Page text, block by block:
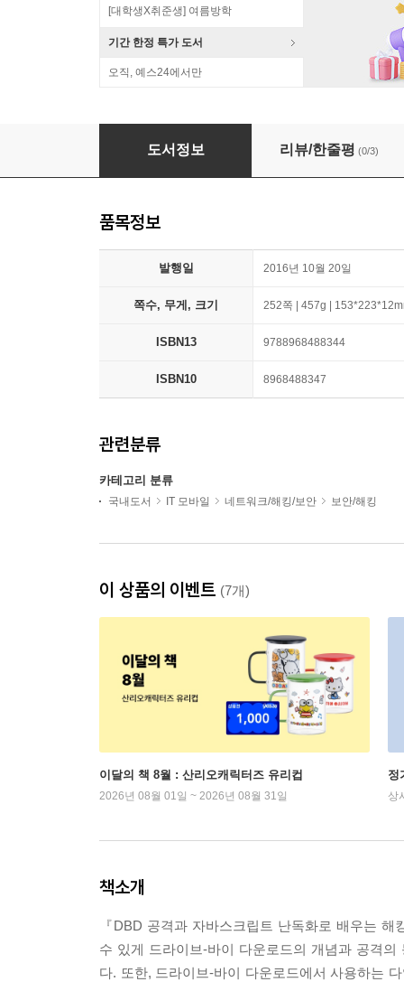
[대학생X취준생] 여름방학
기간 한정 특가 도서
오직, 예스24에서만
DBD 공격과 자바스크립트 난독화로 배우는 해
도서정보 리뷰/한줄평 (0/3)
품목정보
발행일 2016년 10월 20일
쪽수, 무게, 크기 252쪽 | 457g |
ISBN13 9788968488344
ISBN10 8968488347
관련분류
카테고리 분류
국내도서 IT 모바일 네트워크/해킹/보안 보안/해킹
이 상품의 이벤트 (7개)
이달의 책 8월 : 산리오캐릭터즈 유리컵
2026년 08월 01일 ~ 2026년 08월 31일
정
상
책소개
『DBD 공격과 자바스크립트 난독화로 배우는
수 있게 드라이브-바이 다운로드의 개념과 공격
다. 또한, 드라이브-바이 다운로드에서 사용하는